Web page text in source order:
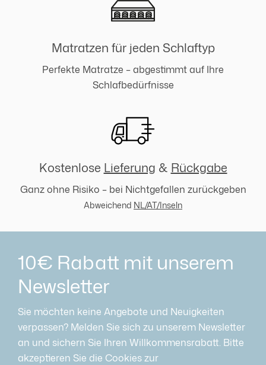
Matratzen für jeden Schlaftyp
Perfekte Matratze – abgestimmt auf Ihre
Schlafbedürfnisse
Kostenlose Lieferung & Rückgabe
Ganz ohne Risiko – bei Nichtgefallen zurückgeben
Abweichend NL/AT/Inseln
10€ Rabatt mit unserem
Newsletter
Sie möchten keine Angebote und Neuigkeiten
verpassen? Melden Sie sich zu unserem Newsletter
an und sichern Sie Ihren Willkommensrabatt. Bitte
akzeptieren Sie die Cookies zur